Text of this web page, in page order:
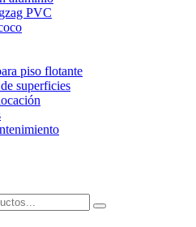
PVC
piso flotante
superficies